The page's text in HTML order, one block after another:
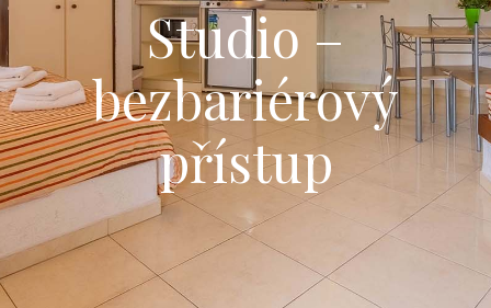
Studio –
bezbariérový
přístup